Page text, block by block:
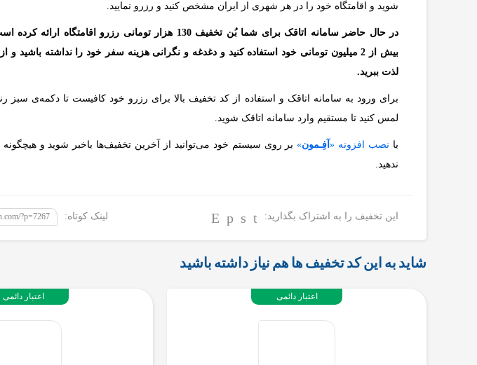
شوید و اقامتگاه خود را در هر شهری از ایران مشخص کنید و رزرو نمایید.
در حال حاضر سامانه اتاقک برای شما بُن تخفیف 130 هزار تومانی رزرو
بیش از 2 میلیون تومانی خود استفاده کنید و دغدغه و نگرانی هزینه سفر خود را نداشته باشید
لذت ببرید.
برای ورود به سامانه اتاقک و استفاده از کد تخفیف بالا برای رزرو خود کافیست تا دکمه‌ی سبز
لمس کنید تا مستقیم وارد سامانه اتاقک شوید.
با نصب افزونه «آفِـمون»بر روی سیستم خود می‌توانید از آخرین تخفیف‌ها باخبر شوید و
ندهید.
این تخفیف را به اشتراک بگذارید: لینک کوتاه: ?p=7267
شاید به این کد تخفیف ها هم نیاز داشته باشید
اعتبار دائمی اعتبار دائمی